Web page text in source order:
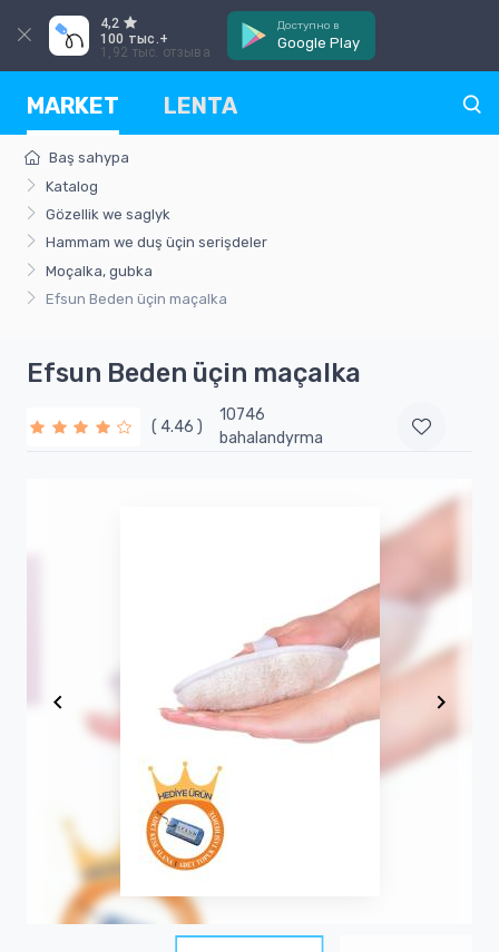
4,2
100 тыс.+
1,92 тыс. отзыва
Доступно в
Google Play
MARKET LENTA
Baş sahypa
Katalog
Gözellik we saglyk
Hammam we duş üçin serişdeler
Moçalka, gubka
Efsun Beden üçin maçalka
Efsun Beden üçin maçalka
( 4.46 )
10746
bahalandyrma